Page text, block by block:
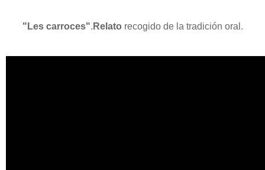
"Les carroces". Relato recogido de la tradición oral.